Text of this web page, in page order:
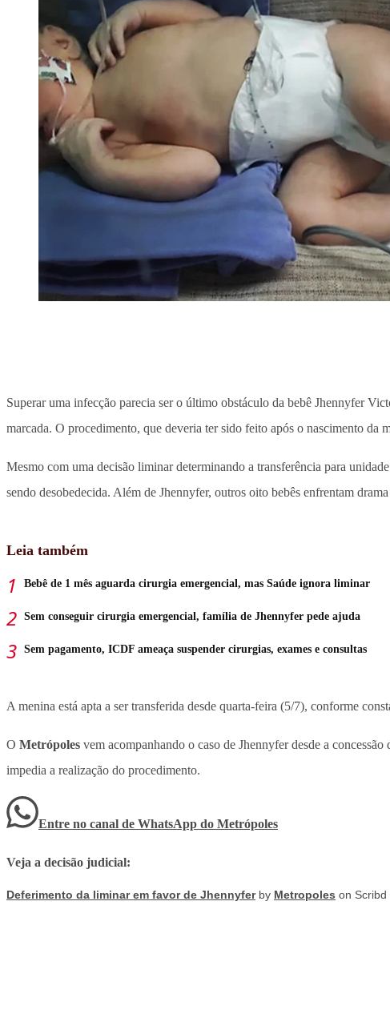
Superar uma infecção parecia ser o último obstáculo da bebê Jhennyfer
marcada. O procedimento, que deveria ter sido feito após o nascimento da
Mesmo com uma decisão liminar determinando a transferência para
sendo desobedecida. Além de Jhennyfer, outros oito bebês enfrentam
Leia também
Bebê de 1 mês aguarda cirurgia emergencial, mas Saúde ignora liminar
Sem conseguir cirurgia emergencial, família de Jhennyfer pede ajuda
Sem pagamento, ICDF ameaça suspender cirurgias, exames e consultas
A menina está apta a ser transferida desde quarta-feira (5/7), conforme
O Metrópoles vem acompanhando o caso de Jhennyfer desde a
impedia a realização do procedimento.
Entre no canal de WhatsApp do Metrópoles
Veja a decisão judicial:
Deferimento da liminar em favor de Jhennyferby Metropoles on Scribd